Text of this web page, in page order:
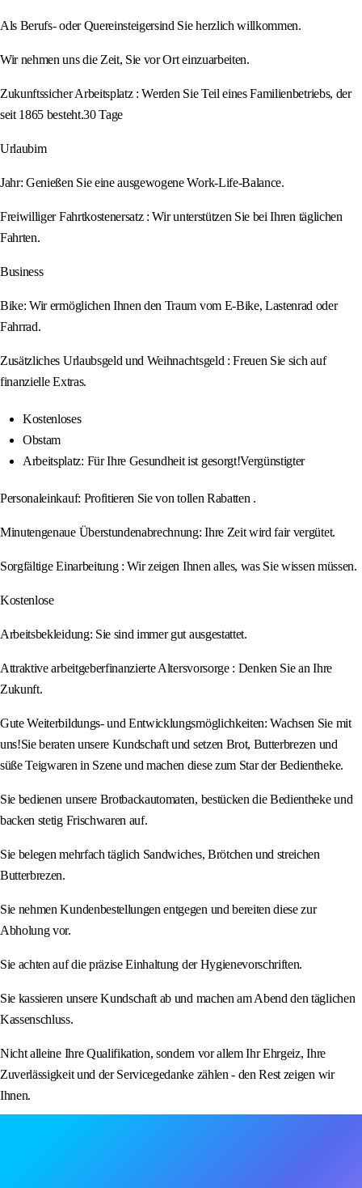
Als Berufs- oder Quereinsteigersind Sie herzlich willkommen.
Wir nehmen uns die Zeit, Sie vor Ort einzuarbeiten.
Zukunftssicher Arbeitsplatz : Werden Sie Teil eines Familienbetriebs, der
seit 1865 besteht.30 Tage
Urlaubim
Jahr: Genießen Sie eine ausgewogene Work-Life-Balance.
Freiwilliger Fahrtkostenersatz : Wir unterstützen Sie bei Ihren täglichen
Fahrten.
Business
Bike: Wir ermöglichen Ihnen den Traum vom E-Bike, Lastenrad oder
Fahrrad.
Zusätzliches Urlaubsgeld und Weihnachtsgeld : Freuen Sie sich auf
finanzielle Extras.
Kostenloses
Obstam
Arbeitsplatz: Für Ihre Gesundheit ist gesorgt!Vergünstigter
Personaleinkauf: Profitieren Sie von tollen Rabatten .
Minutengenaue Überstundenabrechnung: Ihre Zeit wird fair vergütet.
Sorgfältige Einarbeitung : Wir zeigen Ihnen alles, was Sie wissen müssen.
Kostenlose
Arbeitsbekleidung: Sie sind immer gut ausgestattet.
Attraktive arbeitgeberfinanzierte Altersvorsorge : Denken Sie an Ihre
Zukunft.
Gute Weiterbildungs- und Entwicklungsmöglichkeiten: Wachsen Sie mit
uns!Sie beraten unsere Kundschaft und setzen Brot, Butterbrezen und
süße Teigwaren in Szene und machen diese zum Star der Bedientheke.
Sie bedienen unsere Brotbackautomaten, bestücken die Bedientheke und
backen stetig Frischwaren auf.
Sie belegen mehrfach täglich Sandwiches, Brötchen und streichen
Butterbrezen.
Sie nehmen Kundenbestellungen entgegen und bereiten diese zur
Abholung vor.
Sie achten auf die präzise Einhaltung der Hygienevorschriften.
Sie kassieren unsere Kundschaft ab und machen am Abend den täglichen
Kassenschluss.
Nicht alleine Ihre Qualifikation, sondern vor allem Ihr Ehrgeiz, Ihre
Zuverlässigkeit und der Servicegedanke zählen - den Rest zeigen wir
Ihnen.